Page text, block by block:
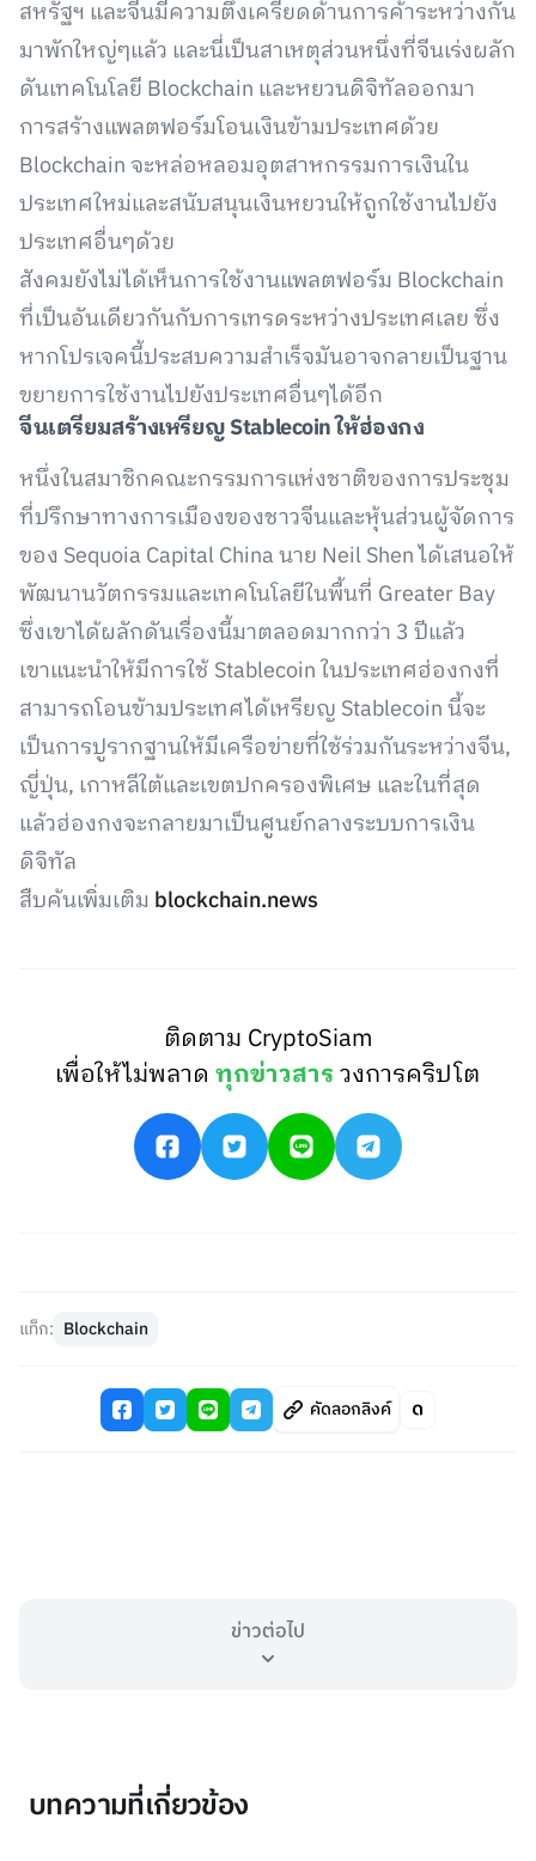
สหรัฐฯ และจีนมีความตึงเครียดด้านการค้าระหว่างกัน
มาพักใหญ่ๆแล้ว และนี่เป็นสาเหตุส่วนหนึ่งที่จีนเร่งผลัก
ดันเทคโนโลยี Blockchain และหยวนดิจิทัลออกมา
การสร้างแพลตฟอร์มโอนเงินข้ามประเทศด้วย
Blockchain จะหล่อหลอมอุตสาหกรรมการเงินใน
ประเทศใหม่และสนับสนุนเงินหยวนให้ถูกใช้งานไปยัง
ประเทศอื่นๆด้วย
สังคมยังไม่ได้เห็นการใช้งานแพลตฟอร์ม Blockchain
ที่เป็นอันเดียวกันกับการเทรดระหว่างประเทศเลย ซึ่ง
หากโปรเจคนี้ประสบความสำเร็จมันอาจกลายเป็นฐาน
ขยายการใช้งานไปยังประเทศอื่นๆได้อีก
จีนเตรียมสร้างเหรียญ Stablecoin ให้ฮ่องกง
หนึ่งในสมาชิกคณะกรรมการแห่งชาติของการประชุม
ที่ปรึกษาทางการเมืองของชาวจีนและหุ้นส่วนผู้จัดการ
ของ Sequoia Capital China นาย Neil Shen ได้เสนอให้
พัฒนานวัตกรรมและเทคโนโลยีในพื้นที่ Greater Bay
ซึ่งเขาได้ผลักดันเรื่องนี้มาตลอดมากกว่า 3 ปีแล้ว
เขาแนะนำให้มีการใช้ Stablecoin ในประเทศฮ่องกงที่
สามารถโอนข้ามประเทศได้เหรียญ Stablecoin นี้จะ
เป็นการปูรากฐานให้มีเครือข่ายที่ใช้ร่วมกันระหว่างจีน,
ญี่ปุ่น, เกาหลีใต้และเขตปกครองพิเศษ และในที่สุด
แล้วฮ่องกงจะกลายมาเป็นศูนย์กลางระบบการเงิน
ดิจิทัล
สืบค้นเพิ่มเติม blockchain.news
ติดตาม CryptoSiam
เพื่อให้ไม่พลาดทุกข่าวสารวงการคริปโต
แท็ก: Blockchain
คัดลอกลิงค์
ข่าวต่อไป
บทความที่เกี่ยวข้อง